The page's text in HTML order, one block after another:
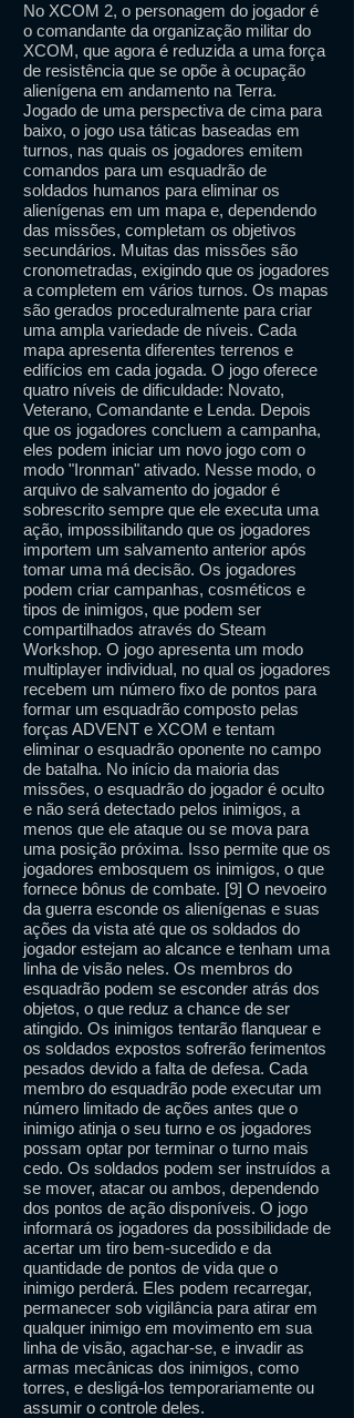
No XCOM 2, o personagem do jogador é
o comandante da organização militar do
XCOM, que agora é reduzida a uma força
de resistência que se opõe à ocupação
alienígena em andamento na Terra.
Jogado de uma perspectiva de cima para
baixo, o jogo usa táticas baseadas em
turnos, nas quais os jogadores emitem
comandos para um esquadrão de
soldados humanos para eliminar os
alienígenas em um mapa e, dependendo
das missões, completam os objetivos
secundários. Muitas das missões são
cronometradas, exigindo que os jogadores
a completem em vários turnos. Os mapas
são gerados proceduralmente para criar
uma ampla variedade de níveis. Cada
mapa apresenta diferentes terrenos e
edifícios em cada jogada. O jogo oferece
quatro níveis de dificuldade: Novato,
Veterano, Comandante e Lenda. Depois
que os jogadores concluem a campanha,
eles podem iniciar um novo jogo com o
modo "Ironman" ativado. Nesse modo, o
arquivo de salvamento do jogador é
sobrescrito sempre que ele executa uma
ação, impossibilitando que os jogadores
importem um salvamento anterior após
tomar uma má decisão. Os jogadores
podem criar campanhas, cosméticos e
tipos de inimigos, que podem ser
compartilhados através do Steam
Workshop. O jogo apresenta um modo
multiplayer individual, no qual os jogadores
recebem um número fixo de pontos para
formar um esquadrão composto pelas
forças ADVENT e XCOM e tentam
eliminar o esquadrão oponente no campo
de batalha. No início da maioria das
missões, o esquadrão do jogador é oculto
e não será detectado pelos inimigos, a
menos que ele ataque ou se mova para
uma posição próxima. Isso permite que os
jogadores embosquem os inimigos, o que
fornece bônus de combate. [9] O nevoeiro
da guerra esconde os alienígenas e suas
ações da vista até que os soldados do
jogador estejam ao alcance e tenham uma
linha de visão neles. Os membros do
esquadrão podem se esconder atrás dos
objetos, o que reduz a chance de ser
atingido. Os inimigos tentarão flanquear e
os soldados expostos sofrerão ferimentos
pesados ​​devido a falta de defesa. Cada
membro do esquadrão pode executar um
número limitado de ações antes que o
inimigo atinja o seu turno e os jogadores
possam optar por terminar o turno mais
cedo. Os soldados podem ser instruídos a
se mover, atacar ou ambos, dependendo
dos pontos de ação disponíveis. O jogo
informará os jogadores da possibilidade de
acertar um tiro bem-sucedido e da
quantidade de pontos de vida que o
inimigo perderá. Eles podem recarregar,
permanecer sob vigilância para atirar em
qualquer inimigo em movimento em sua
linha de visão, agachar-se, e invadir as
armas mecânicas dos inimigos, como
torres, e desligá-los temporariamente ou
assumir o controle deles.